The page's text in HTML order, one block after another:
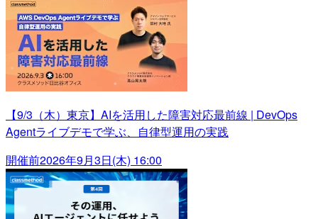
【9/3（木）東京】AIを活用した障害対応最前線 | DevOps
Agentライブデモで学ぶ、自律型運用の実践
開催前2026年9月3日(木) 16:00